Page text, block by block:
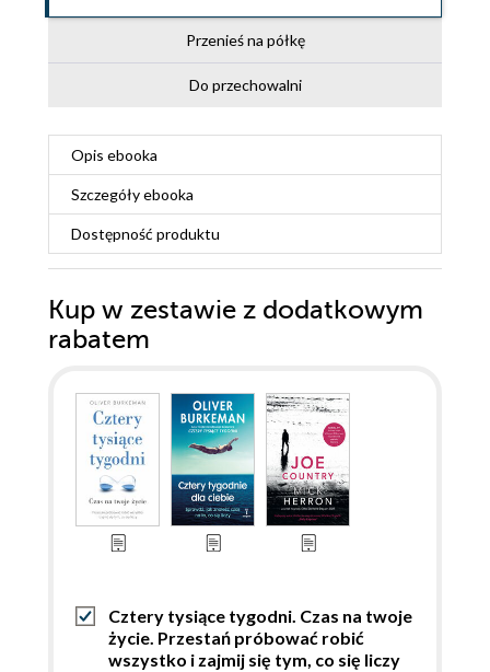
Przenieś na półkę
Do przechowalni
Opis ebooka
Szczegółyebooka
Dostępność produktu
Kup w zestawie z dodatkowym
rabatem
Cztery tysiące tygodni. Czas na twoje
życie. Przestań próbować robić
wszystko i zajmij się tym, co się liczy